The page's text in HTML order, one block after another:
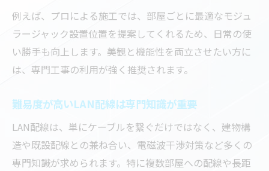
例えば、プロによる施工では、部屋ごとに最適なモジュ
ラージャック設置位置を提案してくれるため、日常の使
い勝手も向上します。美観と機能性を両立させたい方に
は、専門工事の利用が強く推奨されます。
難易度が高いLAN配線は専門知識が重要
LAN配線は、単にケーブルを繋ぐだけではなく、建物構
造や既設配線との兼ね合い、電磁波干渉対策など多くの
専門知識が求められます。特に複数部屋への配線や長距